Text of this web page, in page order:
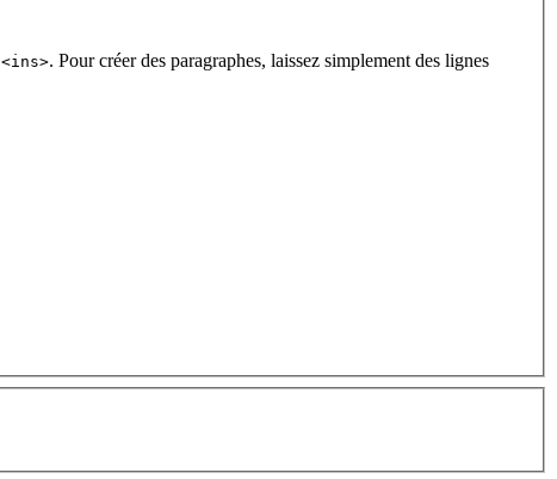
<ins>. Pour créer des paragraphes, laissez simplement des lignes